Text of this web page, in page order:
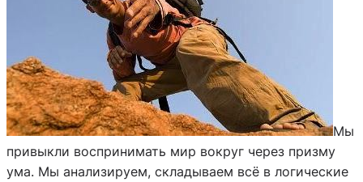
Мы
привыкли воспринимать мир вокруг через призму
ума. Мы анализируем, складываем всё в логические